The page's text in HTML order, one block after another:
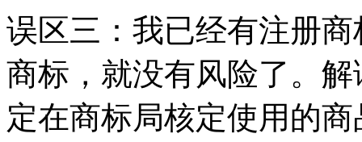
误区三：我已经有注册
商标，就没有风险了。
定在商标局核定使用的